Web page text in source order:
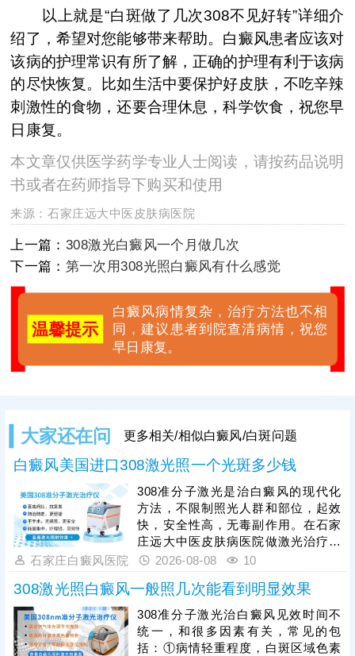
以上就是“白斑做了几次308不见好转”详细介
绍了，希望对您能够带来帮助。白癜风患者应该对
该病的护理常识有所了解，正确的护理有利于该病
的尽快恢复。比如生活中要保护好皮肤，不吃辛辣
刺激性的食物，还要合理休息，科学饮食，祝您早
日康复。
本文章仅供医学药学专业人士阅读，请按药品说明
书或者在药师指导下购买和使用
来源：石家庄远大中医皮肤病医院
上一篇： 308激光白癜风一个月做几次
下一篇： 第一次用308光照白癜风有什么感觉
温馨提示
白癜风病情复杂，治疗方法也不相
同，建议患者到院查清病情，祝您
早日康复。
大家还在问 更多相关/相似白癜风/白斑问题
白癜风美国进口308激光照一个光斑多少钱
308准分子激光是治白癜风的现代化
方法，不限制照光人群和部位，起效
快，安全性高，无毒副作用。在石家
庄远大中医皮肤病医院做激光治疗，
一个光斑收费几十元，治疗一次产生
的费用和身上白斑面积有关。照光治
疗需确定合适的参数，包括剂量、频
率、疗程等，使治疗充分生效。可遵
医嘱搭配对症药物综合祛白，增强疗
效，有利于加速白斑着色。
石家庄白癜风医院 2026-08-08 10
308激光照白癜风一般照几次能看到明显效果
308准分子激光治白癜风见效时间不
统一，和很多因素有关，常见的包
括：①病情轻重程度，白斑区域色素